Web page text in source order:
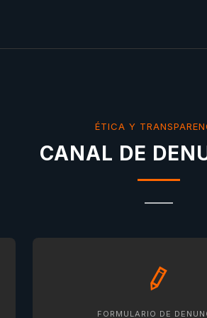
ÉTICA Y
CANAL DE
FORMULARIO DE